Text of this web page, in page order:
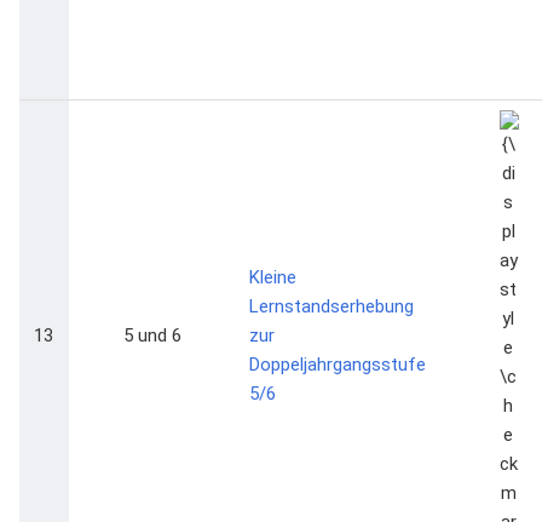
13 5 und 6
Kleine
Lernstandserhebung
zur
Doppeljahrgangsstufe
5/6